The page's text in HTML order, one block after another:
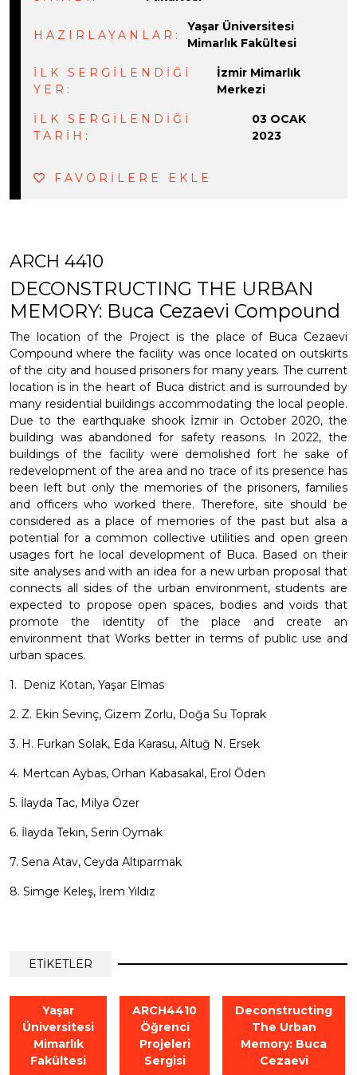
HAZIRLAYANLAR:
Yaşar Üniversitesi
Mimarlık Fakültesi
İLK SERGİLENDİĞİ
YER:
İzmir Mimarlık
Merkezi
İLK SERGİLENDİĞİ
TARİH:
03 OCAK
2023
FAVORİLERE EKLE
ARCH 4410
DECONSTRUCTING THE URBAN
MEMORY: Buca Cezaevi Compound
The location of the Project is the place of Buca Cezaevi
Compound where the facility was once located on outskirts
of the city and housed prisoners for many years. The current
location is in the heart of Buca district and is surrounded by
many residential buildings accommodating the local people.
Due to the earthquake shook İzmir in October 2020, the
building was abandoned for safety reasons. In 2022, the
buildings of the facility were demolished fort he sake of
redevelopment of the area and no trace of its presence has
been left but only the memories of the prisoners, families
and officers who worked there. Therefore, site should be
considered as a place of memories of the past but alsa a
potential for a common collective utilities and open green
usages fort he local development of Buca. Based on their
site analyses and with an idea for a new urban proposal that
connects all sides of the urban environment, students are
expected to propose open spaces, bodies and voids that
promote the identity of the place and create an
environment that Works better in terms of public use and
urban spaces.
1. Deniz Kotan, Yaşar Elmas
2. Z. Ekin Sevinç, Gizem Zorlu, Doğa Su Toprak
3. H. Furkan Solak, Eda Karasu, Altuğ N. Ersek
4. Mertcan Aybas, Orhan Kabasakal, Erol Öden
5. İlayda Tac, Milya Özer
6. İlayda Tekin, Serin Oymak
7. Sena Atav, Ceyda Altıparmak
8. Simge Keleş, İrem Yıldız
ETİKETLER
Yaşar
Üniversitesi
Mimarlık
Fakültesi
ARCH4410
Öğrenci
Projeleri
Sergisi
Deconstructing
The Urban
Memory: Buca
Cezaevi